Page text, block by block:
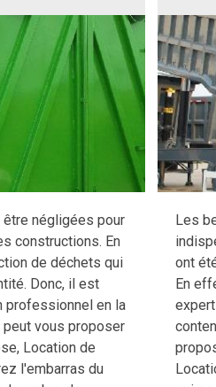
négligées pour
constructions. En
de déchets qui
Donc, il est
professionnel en la
peut vous proposer
Location de
l'embarras du
Les
ont
En